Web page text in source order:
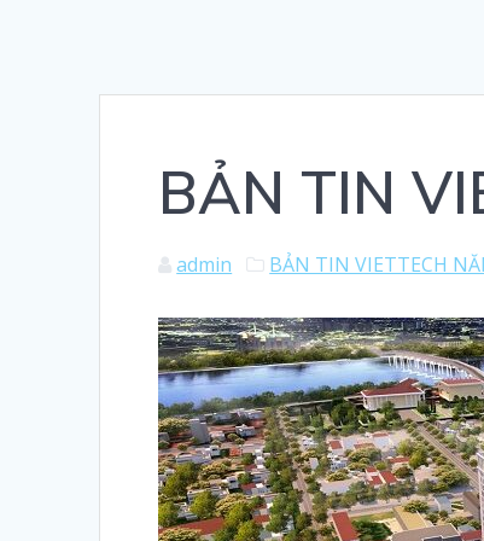
BẢN TIN
admin BẢN TIN VIETTECH